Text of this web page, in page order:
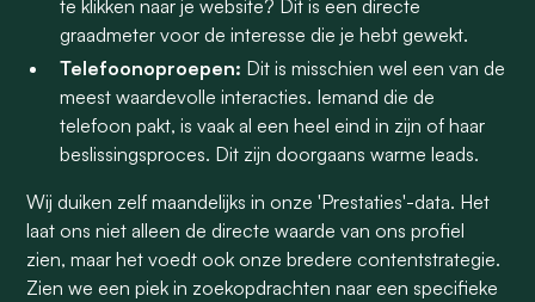
te klikken naar je website? Dit is een directe
graadmeter voor de interesse die je hebt gewekt.
Telefoonoproepen: Dit is misschien wel een van de
meest waardevolle interacties. Iemand die de
telefoon pakt, is vaak al een heel eind in zijn of haar
beslissingsproces. Dit zijn doorgaans warme leads.
Wij duiken zelf maandelijks in onze 'Prestaties'-data. Het
laat ons niet alleen de directe waarde van ons profiel
zien, maar het voedt ook onze bredere contentstrategie.
Zien we een piek in zoekopdrachten naar een specifieke